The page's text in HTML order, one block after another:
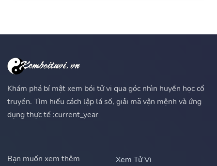
Khám phá bí mật xem bói tử vi qua góc nhìn huyền học cổ
truyền. Tìm hiểu cách lập lá số, giải mã vận mệnh và ứng
dụng thực tế :current_year
Bạn muốn xem thêm
Xem Tử Vi